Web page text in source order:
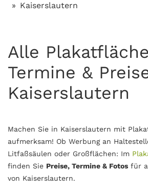
Kaiserslautern
Alle
Termine &
Kaiserslautern
Machen Sie in Kaiserslautern mit
aufmerksam! Ob Werbung an
Litfaßsäulen oder Großflächen: Im
finden Sie Preise, Termine & Fotos für
von Kaiserslautern.